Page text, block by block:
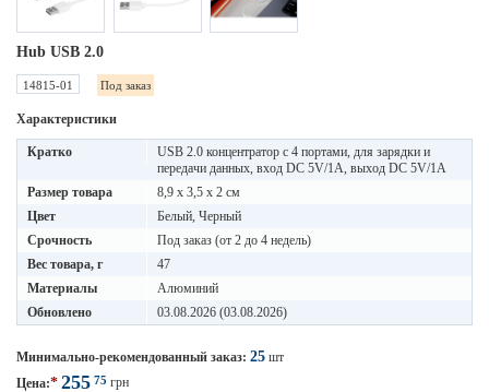
Hub USB 2.0
14815-01 Под заказ
Характеристики
Кратко
USB 2.0 концентратор с 4 портами, для зарядки и
передачи данных, вход DC 5V/1A, выход DC 5V/1A
Размер товара
8,9 x 3,5 x 2 см
Цвет
Белый, Черный
Срочность
Под заказ (от 2 до 4 недель)
Вес товара, г
47
Материалы
Алюминий
Обновлено
03.08.2026 (03.08.2026)
Минимально-рекомендованный заказ: 25 шт
Цена:* 255 75 грн